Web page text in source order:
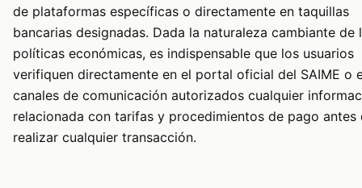
de plataformas específicas o directamente en taquillas
bancarias designadas. Dada la naturaleza cambiante de
políticas económicas, es indispensable que los usuarios
verifiquen directamente en el portal oficial del SAIME o
canales de comunicación autorizados cualquier
relacionada con tarifas y procedimientos de pago antes
realizar cualquier transacción.